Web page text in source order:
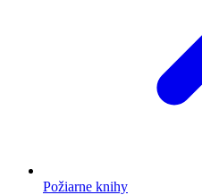
Požiarne knihy